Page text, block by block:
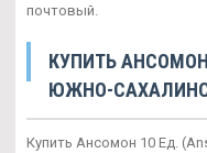
почтовый.
КУПИТЬ АНСОМОН
ЮЖНО-
Купить Ансомон 10 Ед.